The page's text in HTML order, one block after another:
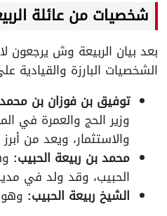
شخصيات من عائلة
بعد بيان الربيعة وش يرجعون
الشخصيات البارزة والقيادية
توفيق بن فوزان بن محمد
وزير الحج والعمرة في
والاستثمار، ويعد من
محمد بن ربيعة الحبيب:
الحبيب، وقد ولد في
الشيخ ربيعة الحبيب: وهو